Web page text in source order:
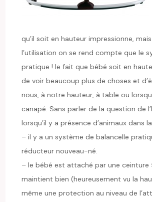
qu’il soit en hauteur impressionne,
l’utilisation on se rend compte que le
pratique ! le fait que bébé soit en
de voir beaucoup plus de choses et
nous, à notre hauteur, à table ou
canapé. Sans parler de la question de
lorsqu’il y a présence d’animaux dans
– il y a un système de balancelle
réducteur nouveau-né.
– le bébé est attaché par une ceinture
maintient bien (heureusement vu la
même une protection au niveau de